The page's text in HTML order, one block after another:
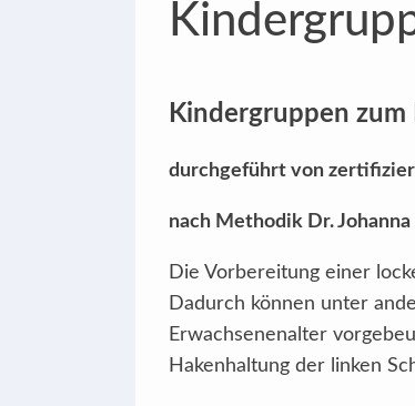
Kindergruppen zum
durchgeführt von
nach Methodik Dr.
Die Vorbereitung einer
Dadurch können unter
Erwachsenenalter
Hakenhaltung der linken